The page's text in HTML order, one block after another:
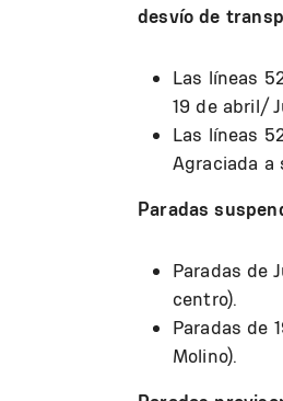
desvío de
Las líneas
19 de abril/
Las líneas
Agraciada a
Paradas
Paradas de
centro).
Paradas de
Molino).